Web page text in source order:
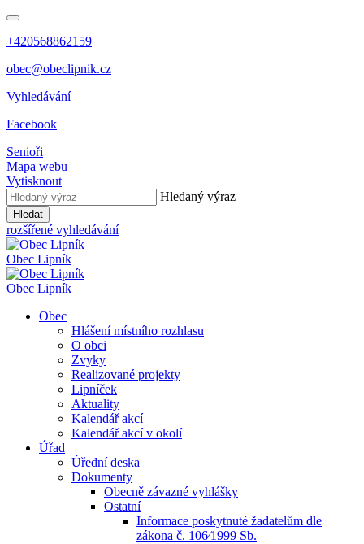
+420568862159
obec@obeclipnik.cz
Vyhledávání
Facebook
Senioři
Mapa webu
Vytisknout
Hledaný výraz
Hledat
rozšířené vyhledávání
Obec Lipník
Obec Lipník
Obec
Hlášení místního rozhlasu
O obci
Zvyky
Realizované projekty
Lipníček
Aktuality
Kalendář akcí
Kalendář akcí v okolí
Úřad
Úřední deska
Dokumenty
Obecně závazné vyhlášky
Ostatní
Informace poskytnuté žadatelům dle
zákona č. 106⁄1999 Sb.